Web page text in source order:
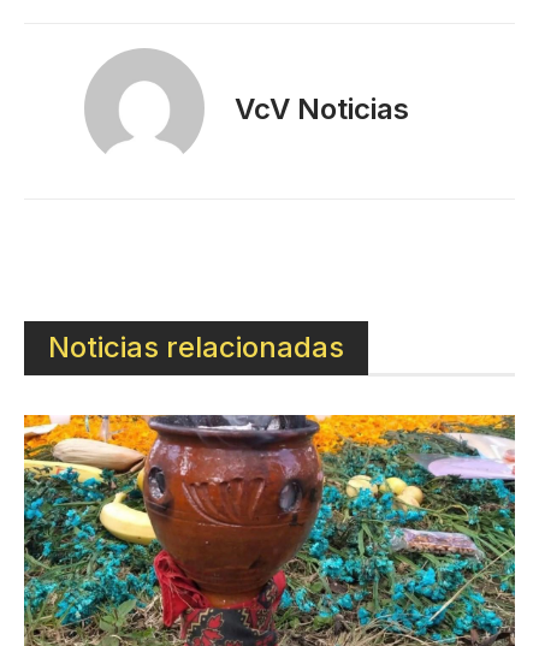
VcV Noticias
Noticias relacionadas